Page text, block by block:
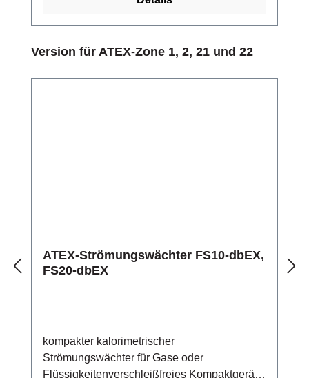
Produktgalerie überspringen
Version für ATEX-Zone 1, 2, 21 und 22
ATEX-Strömungswächter FS10-dbEX,
FS20-dbEX
kompakter kalorimetrischer
Strömungswächter für Gase oder
Flüssigkeitenverschleißfreies Kompaktgerät